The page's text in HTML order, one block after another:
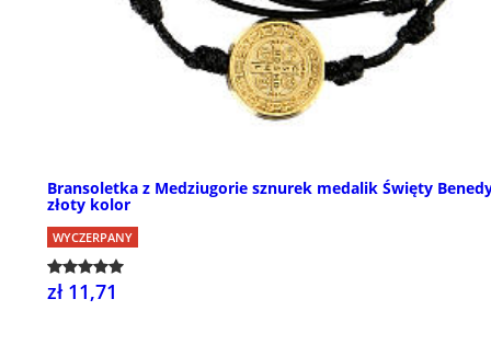
Bransoletka z Medziugorie sznurek medalik Święty
złoty kolor
WYCZERPANY
zł 11,71